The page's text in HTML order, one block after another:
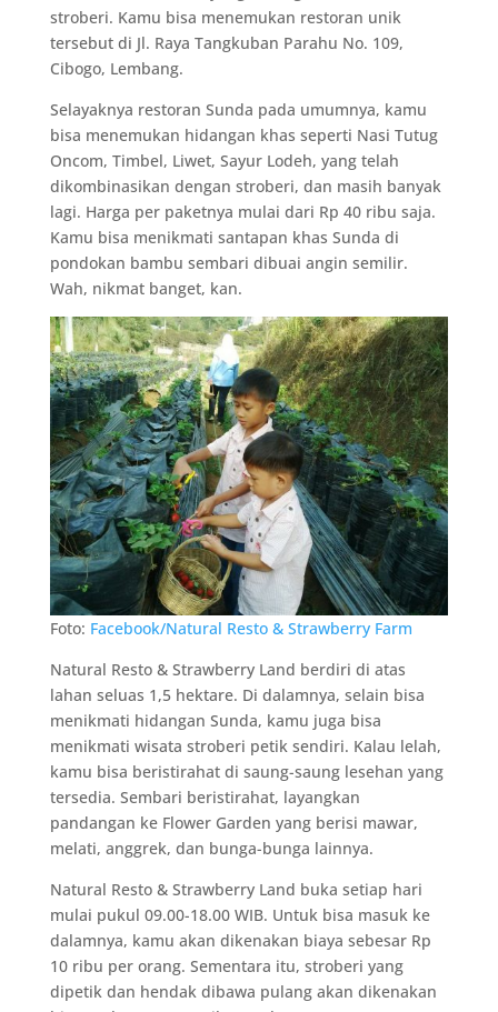
stroberi. Kamu bisa menemukan restoran unik
tersebut di Jl. Raya Tangkuban Parahu No. 109,
Cibogo, Lembang.
Selayaknya restoran Sunda pada umumnya, kamu
bisa menemukan hidangan khas seperti Nasi Tutug
Oncom, Timbel, Liwet, Sayur Lodeh, yang telah
dikombinasikan dengan stroberi, dan masih banyak
lagi. Harga per paketnya mulai dari Rp 40 ribu saja.
Kamu bisa menikmati santapan khas Sunda di
pondokan bambu sembari dibuai angin semilir.
Wah, nikmat banget, kan.
Foto: Facebook/Natural Resto & Strawberry Farm
Natural Resto & Strawberry Land berdiri di atas
lahan seluas 1,5 hektare. Di dalamnya, selain bisa
menikmati hidangan Sunda, kamu juga bisa
menikmati wisata stroberi petik sendiri. Kalau lelah,
kamu bisa beristirahat di saung-saung lesehan yang
tersedia. Sembari beristirahat, layangkan
pandangan ke Flower Garden yang berisi mawar,
melati, anggrek, dan bunga-bunga lainnya.
Natural Resto & Strawberry Land buka setiap hari
mulai pukul 09.00-18.00 WIB. Untuk bisa masuk ke
dalamnya, kamu akan dikenakan biaya sebesar Rp
10 ribu per orang. Sementara itu, stroberi yang
dipetik dan hendak dibawa pulang akan dikenakan